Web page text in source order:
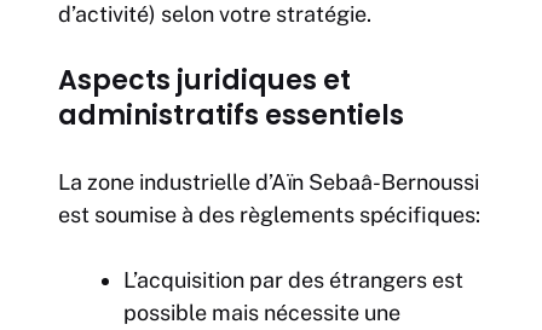
d’activité) selon votre stratégie.
Aspects juridiques et
administratifs essentiels
La zone industrielle d’Aïn Sebaâ-Bernoussi
est soumise à des règlements spécifiques:
L’acquisition par des étrangers est
possible mais nécessite une